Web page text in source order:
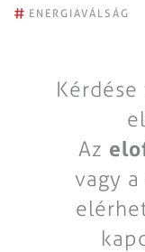
# ENERGIAVÁLSÁG
Az
vagy a